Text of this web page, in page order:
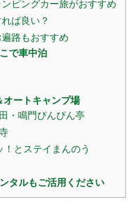
ピングカー旅がおすすめ
ば良い？
路もおすすめ
で車中泊
オートキャンプ場
・鳴門ぴんぴん亭
とステイまんのう
タルもご活用ください